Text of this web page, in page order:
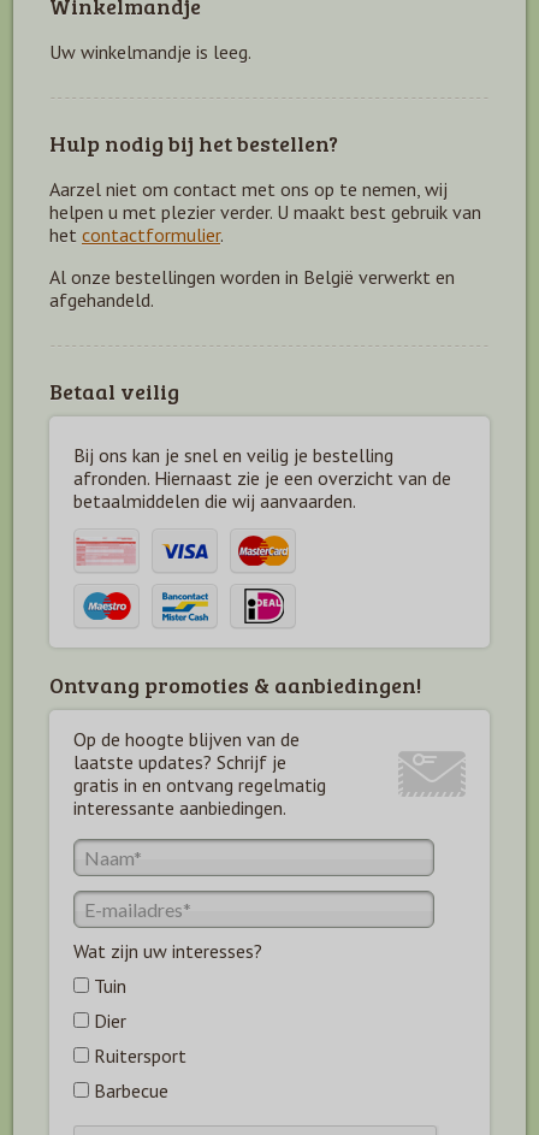
Winkelmandje
Uw winkelmandje is leeg.
Hulp nodig bij het bestellen?
Aarzel niet om contact met ons op te nemen, wij
helpen u met plezier verder. U maakt best gebruik van
het contactformulier.
Al onze bestellingen worden in België verwerkt en
afgehandeld.
Betaal veilig
Bij ons kan je snel en veilig je bestelling
afronden. Hiernaast zie je een overzicht van de
betaalmiddelen die wij aanvaarden.
Ontvang promoties & aanbiedingen!
Op de hoogte blijven van de
laatste updates? Schrijf je
gratis in en ontvang regelmatig
interessante aanbiedingen.
Wat zijn uw interesses?
Tuin
Dier
Ruitersport
Barbecue